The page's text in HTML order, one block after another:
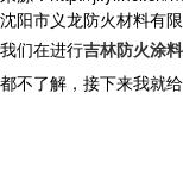
沈阳市义龙防火材料有
我们在进行吉林防火涂料
都不了解，接下来我就给